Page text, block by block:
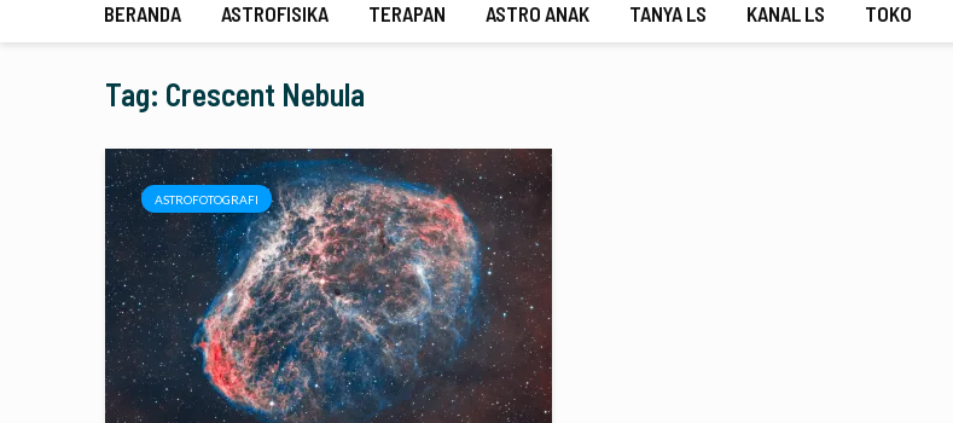
BERANDA ASTROFISIKA TERAPAN ASTRO ANAK TANYA LS KANAL LS TOKO
Tag: Crescent Nebula
ASTROFOTOGRAFI